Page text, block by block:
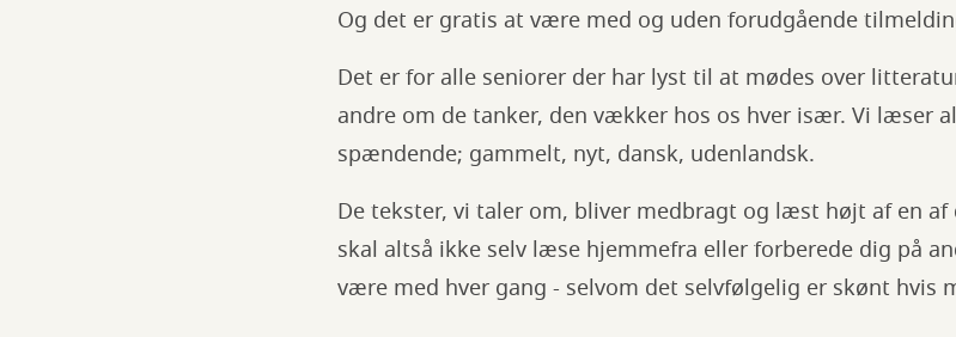
Og det er gratis at være med og uden forudgående
Det er for alle seniorer der har lyst til at mødes over
andre om de tanker, den vækker hos os hver især. Vi læser
spændende; gammelt, nyt, dansk, udenlandsk.
De tekster, vi taler om, bliver medbragt og læst højt af en
skal altså ikke selv læse hjemmefra eller forberede dig på
være med hver gang - selvom det selvfølgelig er skønt hvis